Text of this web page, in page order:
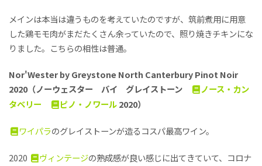
メインは本当は違うものを考えていたのですが、筑前煮用に用意
した鶏モモ肉がまだたくさん余っていたので、照り焼きチキンにな
りました。こちらの相性は普通。
Nor'Wester by Greystone North Canterbury Pinot Noir
2020（ノーウェスター バイ グレイストーン
ノース・カン
タベリー
ピノ・ノワール2020）
ワイパラのグレイストーンが造るコスパ最高ワイン。
2020 ヴィンテージの熟成感が良い感じに出てきていて、コロナ